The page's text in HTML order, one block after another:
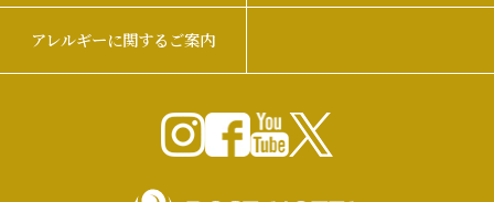
アレルギーに関するご案内